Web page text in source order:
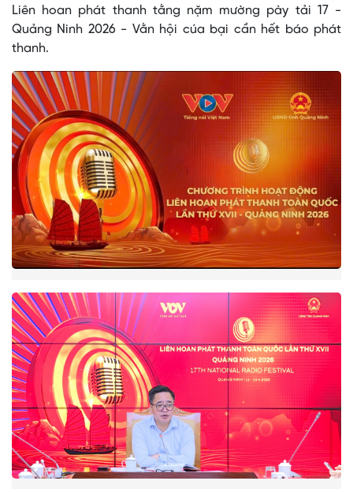
Liên hoan phát thanh tằng nặm mường pày tải 17 -
Quảng Ninh 2026 - Vằn hội cúa bại cần hết báo phát
thanh.